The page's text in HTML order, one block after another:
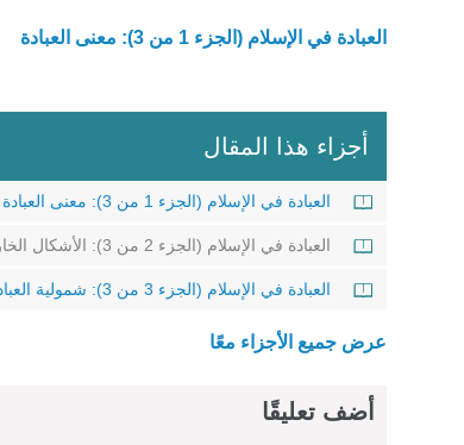
العبادة في الإسلام (الجزء 1 من 3): معنى العبادة
أجزاء هذا المقال
العبادة في الإسلام (الجزء 1 من 3): معنى العبادة
العبادة في الإسلام (الجزء 2 من 3): الأشكال الخارجية للعبادة
العبادة في الإسلام (الجزء 3 من 3): شمولية العبادة
عرض جميع الأجزاء معًا
أضف تعليقًا